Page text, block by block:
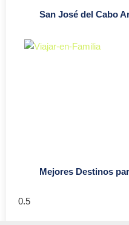
San José del Cabo
Mejores Destinos